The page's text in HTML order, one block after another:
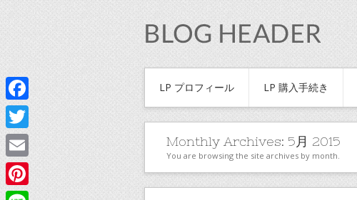
LP プロフィール LP 購入手続き
Monthly Archives: 5月 2015
You are browsing the site archives by month.
Facebook
Twitter
Email
Pinterest